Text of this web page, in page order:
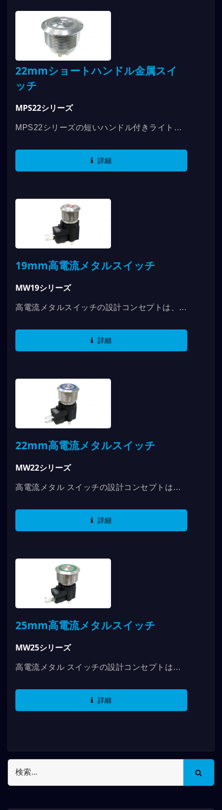
22mmショートハンドル金属スイ
ッチ
MPS22シリーズ
MPS22シリーズの短いハンドル付きライト付
電気寿命が200,000回で、電気仕様は
2A/36VDCまで対応しています。...
詳細
19mm高電流メタルスイッチ
MW19シリーズ
高電流メタルスイッチの設計コンセプトは、既
リケーションから来ており、最大...
詳細
22mm高電流メタルスイッチ
MW22シリーズ
高電流メタル スイッチの設計コンセプトは、
アプリケーションが 5A/250AVC...
詳細
25mm高電流メタルスイッチ
MW25シリーズ
高電流メタル スイッチの設計コンセプトは、
アプリケーションが 5A/250AVC...
詳細